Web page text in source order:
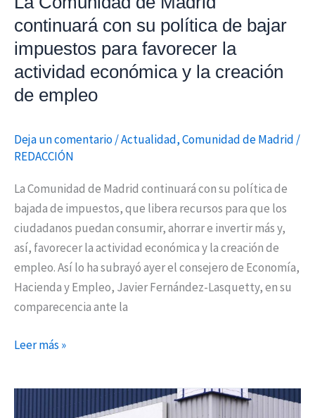
continuará con su política de bajar
impuestos para favorecer la
actividad económica y la creación
de empleo
Deja un comentario/Actualidad,Comunidad de Madrid /
REDACCIÓN
La Comunidad de Madrid continuará con su política de
bajada de impuestos, que libera recursos para que los
ciudadanos puedan consumir, ahorrar e invertir más y,
así, favorecer la actividad económica y la creación de
empleo. Así lo ha subrayó ayer el consejero de Economía,
Hacienda y Empleo, Javier Fernández-Lasquetty, en su
comparecencia ante la
para
favorecer
la
actividad
económica
y
creación
de
empleo
Leer más »